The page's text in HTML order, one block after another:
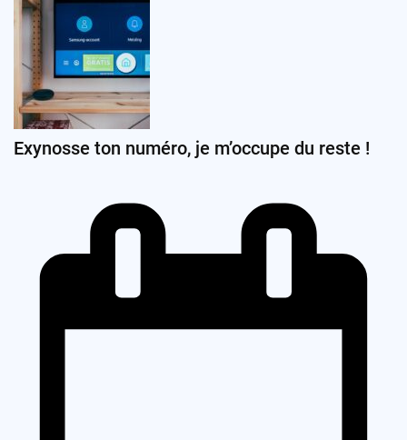
Exynosse ton numéro, je m’occupe du reste !